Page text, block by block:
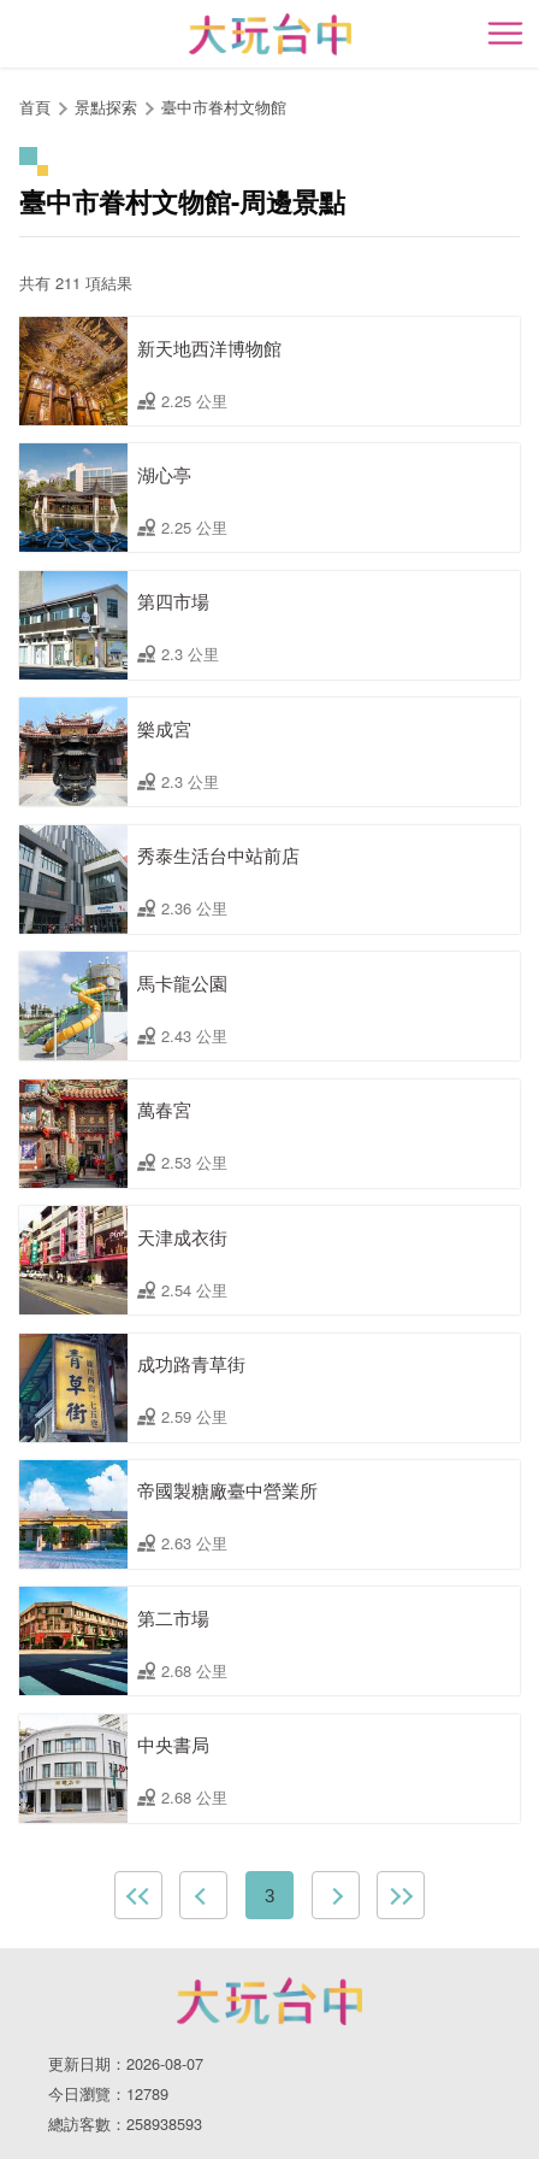
開
首頁 景點探索 臺中市眷村文物館
臺中市眷村文物館-周邊景點
共有 211 項結果
新天地西洋博物館
2.25 公里
湖心亭
2.25 公里
第四市場
2.3 公里
樂成宮
2.3 公里
秀泰生活台中站前店
2.36 公里
馬卡龍公園
2.43 公里
萬春宮
2.53 公里
天津成衣街
2.54 公里
成功路青草街
2.59 公里
帝國製糖廠臺中營業所
2.63 公里
第二市場
2.68 公里
中央書局
2.68 公里
3
更新日期：2026-08-07
今日瀏覽：12789
總訪客數：258938593